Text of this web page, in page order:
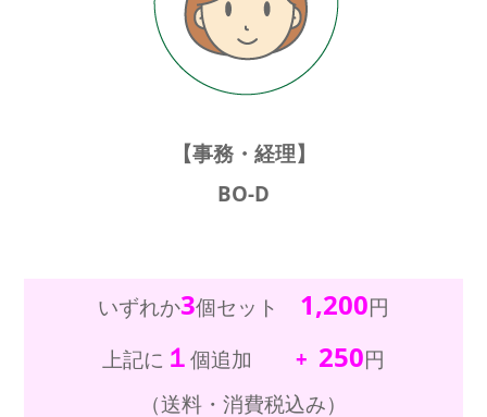
【事務・経理】
BO-D
いずれか3個セット 1,200円
上記に １ 個追加 + 250円
（送料・消費税込み）